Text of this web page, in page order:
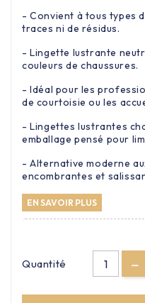
- Convient à tous types
traces ni de résidus.
- Lingette lustrante
couleurs de chaussures.
- Idéal pour les
de courtoisie ou les
- Lingettes lustrantes
emballage pensé pour
- Alternative moderne
encombrantes et
EN SAVOIR PLUS
Quantité